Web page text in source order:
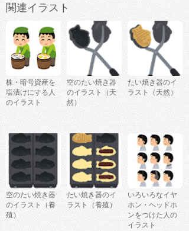
関連イラスト
株・暗号資産を
塩漬けにする人
のイラスト
空のたい焼き器
のイラスト（天
然）
たい焼き器のイ
ラスト（天然）
空のたい焼き器
のイラスト（養
殖）
たい焼き器のイ
ラスト（養殖）
いろいろなイヤ
ホン・ヘッドホ
ンをつけた人の
イラスト